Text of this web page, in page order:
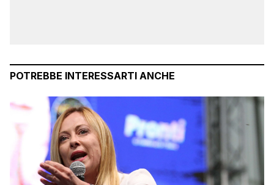
POTREBBE INTERESSARTI ANCHE